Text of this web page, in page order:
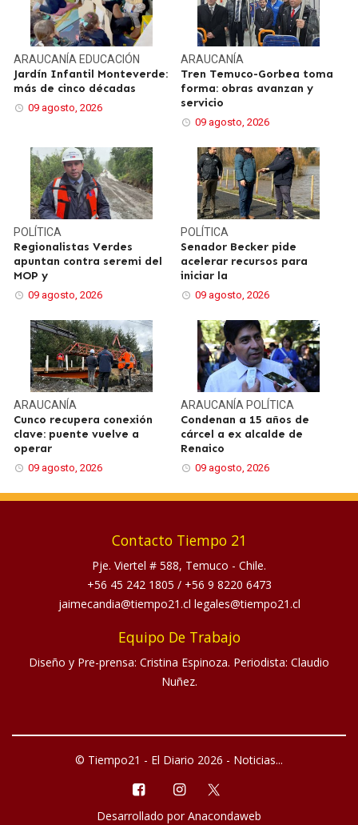
ARAUCANÍA EDUCACIÓN
Jardín Infantil Monteverde:
más de cinco décadas
09 agosto, 2026
ARAUCANÍA
Tren Temuco-Gorbea toma
forma: obras avanzan y
servicio
09 agosto, 2026
POLÍTICA
Regionalistas Verdes
apuntan contra seremi del
MOP y
09 agosto, 2026
POLÍTICA
Senador Becker pide
acelerar recursos para
iniciar la
09 agosto, 2026
ARAUCANÍA
Cunco recupera conexión
clave: puente vuelve a
operar
09 agosto, 2026
ARAUCANÍA POLÍTICA
Condenan a 15 años de
cárcel a ex alcalde de
Renaico
09 agosto, 2026
Contacto Tiempo 21
Pje. Viertel # 588, Temuco - Chile.
+56 45 242 1805 / +56 9 8220 6473
jaimecandia@tiempo21.cl legales@tiempo21.cl
Equipo De Trabajo
Diseño y Pre-prensa: Cristina Espinoza. Periodista: Claudio
Nuñez.
© Tiempo21 - El Diario 2026 - Noticias...
Desarrollado por Anacondaweb